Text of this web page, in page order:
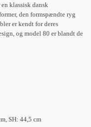
klassisk dansk
den formspændte ryg
er kendt for deres
og model 80 er blandt de
SH: 44,5 cm